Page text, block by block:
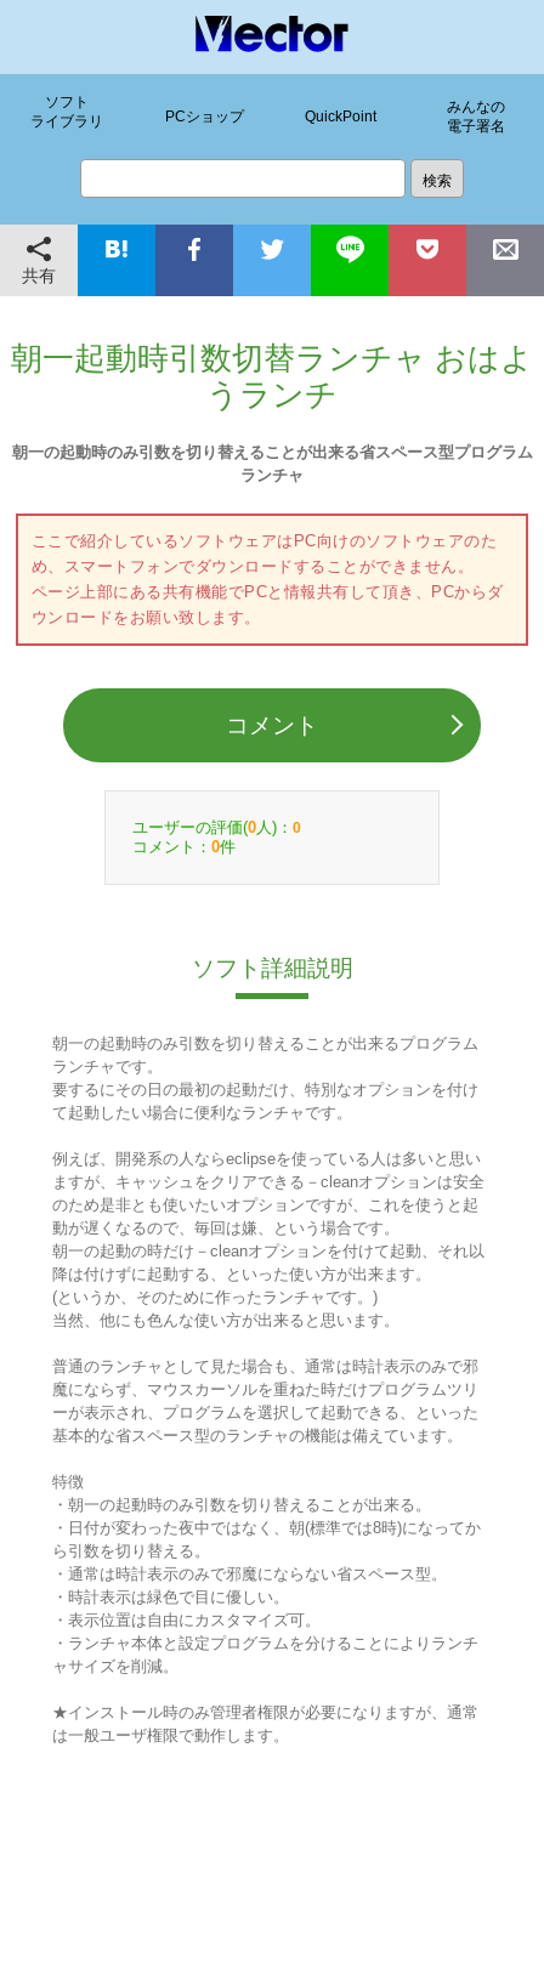
ソフト
ライブラリ
PCショップ QuickPoint
みんなの
電子署名
共有
朝一起動時引数切替ランチャ おはよ
うランチ
朝一の起動時のみ引数を切り替えることが出来る省スペース型プログラム
ランチャ
ここで紹介しているソフトウェアはPC向けのソフトウェアのた
め、スマートフォンでダウンロードすることができません。
ページ上部にある共有機能でPCと情報共有して頂き、PCからダ
ウンロードをお願い致します。
コメント
ユーザーの評価(0 人)： 0
コメント： 0件
ソフト詳細説明
朝一の起動時のみ引数を切り替えることが出来るプログラム
ランチャです。
要するにその日の最初の起動だけ、特別なオプションを付け
て起動したい場合に便利なランチャです。
例えば、開発系の人ならeclipseを使っている人は多いと思い
ますが、キャッシュをクリアできる－cleanオプションは安全
のため是非とも使いたいオプションですが、これを使うと起
動が遅くなるので、毎回は嫌、という場合です。
朝一の起動の時だけ－cleanオプションを付けて起動、それ以
降は付けずに起動する、といった使い方が出来ます。
(というか、そのために作ったランチャです。)
当然、他にも色んな使い方が出来ると思います。
普通のランチャとして見た場合も、通常は時計表示のみで邪
魔にならず、マウスカーソルを重ねた時だけプログラムツリ
ーが表示され、プログラムを選択して起動できる、といった
基本的な省スペース型のランチャの機能は備えています。
特徴
・朝一の起動時のみ引数を切り替えることが出来る。
・日付が変わった夜中ではなく、朝(標準では8時)になってか
ら引数を切り替える。
・通常は時計表示のみで邪魔にならない省スペース型。
・時計表示は緑色で目に優しい。
・表示位置は自由にカスタマイズ可。
・ランチャ本体と設定プログラムを分けることによりランチ
ャサイズを削減。
★インストール時のみ管理者権限が必要になりますが、通常
は一般ユーザ権限で動作します。